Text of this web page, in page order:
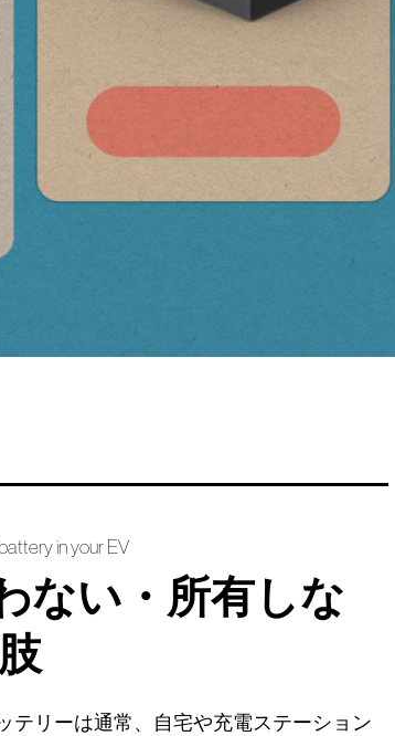
in your EV
ない・所有しな
テリーは通常、自宅や充電ステーション